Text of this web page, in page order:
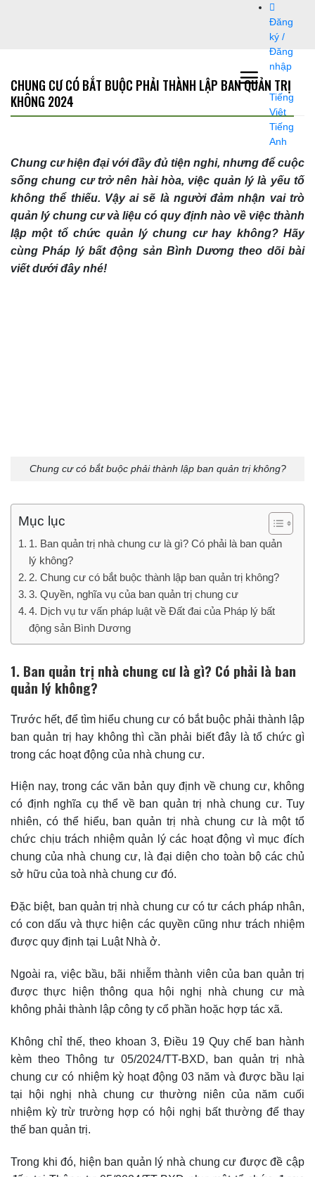
Đăng
ký /
Đăng
nhập
Tiếng
Việt
Tiếng
Anh
CHUNG CƯ CÓ BẮT BUỘC PHẢI THÀNH LẬP BAN QUẢN TRỊ
KHÔNG 2024
Chung cư hiện đại với đầy đủ tiện nghi, nhưng để cuộc
sống chung cư trở nên hài hòa, việc quản lý là yếu tố
không thể thiếu. Vậy ai sẽ là người đảm nhận vai trò
quản lý chung cư và liệu có quy định nào về việc thành
lập một tổ chức quản lý chung cư hay không? Hãy
cùng Pháp lý bất động sản Bình Dương theo dõi bài
viết dưới đây nhé!
Chung cư có bắt buộc phải thành lập ban quản trị không?
Mục lục
1. Ban quản trị nhà chung cư là gì? Có phải là ban quản
lý không?
2. Chung cư có bắt buộc thành lập ban quản trị không?
3. Quyền, nghĩa vụ của ban quản trị chung cư
4. Dịch vụ tư vấn pháp luật về Đất đai của Pháp lý bất
động sản Bình Dương
1. Ban quản trị nhà chung cư là gì? Có phải là ban
quản lý không?
Trước hết, để tìm hiểu chung cư có bắt buộc phải thành lập
ban quản trị hay không thì cần phải biết đây là tổ chức gì
trong các hoạt động của nhà chung cư.
Hiện nay, trong các văn bản quy định về chung cư, không
có định nghĩa cụ thể về ban quản trị nhà chung cư. Tuy
nhiên, có thể hiểu, ban quản trị nhà chung cư là một tổ
chức chịu trách nhiệm quản lý các hoạt động vì mục đích
chung của nhà chung cư, là đại diện cho toàn bộ các chủ
sở hữu của toà nhà chung cư đó.
Đặc biệt, ban quản trị nhà chung cư có tư cách pháp nhân,
có con dấu và thực hiện các quyền cũng như trách nhiệm
được quy định tại Luật Nhà ở.
Ngoài ra, việc bầu, bãi nhiễm thành viên của ban quản trị
được thực hiện thông qua hội nghị nhà chung cư mà
không phải thành lập công ty cổ phần hoặc hợp tác xã.
Không chỉ thế, theo khoan 3, Điều 19 Quy chế ban hành
kèm theo Thông tư 05/2024/TT-BXD, ban quản trị nhà
chung cư có nhiệm kỳ hoạt động 03 năm và được bầu lại
tại hội nghị nhà chung cư thường niên của năm cuối
nhiệm kỳ trừ trường hợp có hội nghị bất thường để thay
thế ban quản trị.
Trong khi đó, hiện ban quản lý nhà chung cư được đề cập